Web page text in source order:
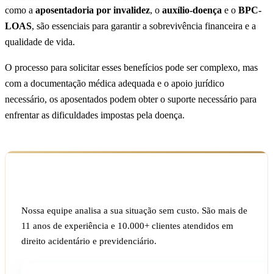
como a aposentadoria por invalidez, o auxílio-doença e o BPC-
LOAS, são essenciais para garantir a sobrevivência financeira e a
qualidade de vida.
O processo para solicitar esses benefícios pode ser complexo, mas
com a documentação médica adequada e o apoio jurídico
necessário, os aposentados podem obter o suporte necessário para
enfrentar as dificuldades impostas pela doença.
Nossa equipe analisa a sua situação sem custo. São mais de
11 anos de experiência e 10.000+ clientes atendidos em
direito acidentário e previdenciário.